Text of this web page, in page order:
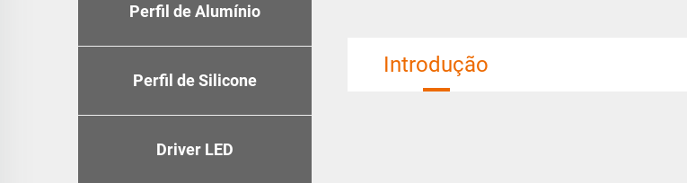
Perfil de Alumínio
Perfil de Silicone
Driver LED
Introdução